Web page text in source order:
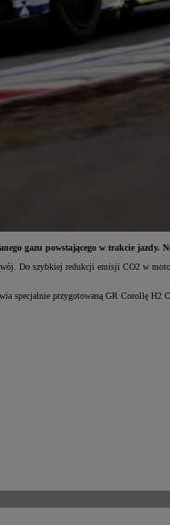
gazu powstającego w trakcie jazdy.
Do szybkiej redukcji emisji CO2 w
specjalnie przygotowaną GR Corollę H2